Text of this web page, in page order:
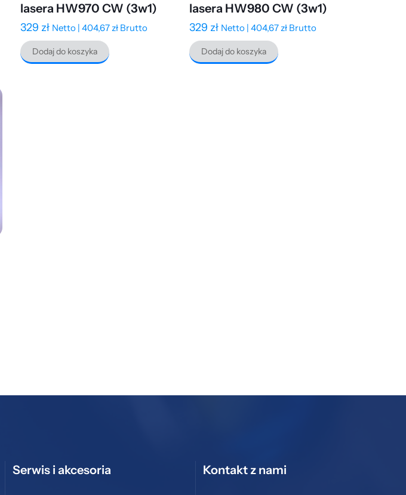
lasera HW970 CW (3w1)
329 zł Netto | 404,67 złBrutto
Dodaj do koszyka
lasera HW980 CW (3w1)
329 zł Netto |404,67 zł Brutto
Dodaj do koszyka
Serwis i akcesoria Kontakt z nami